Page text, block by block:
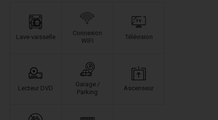
Lave-vaisselle
Connexion
WIFI
Télévision
Lecteur DVD
Garage /
Parking
Ascenseur